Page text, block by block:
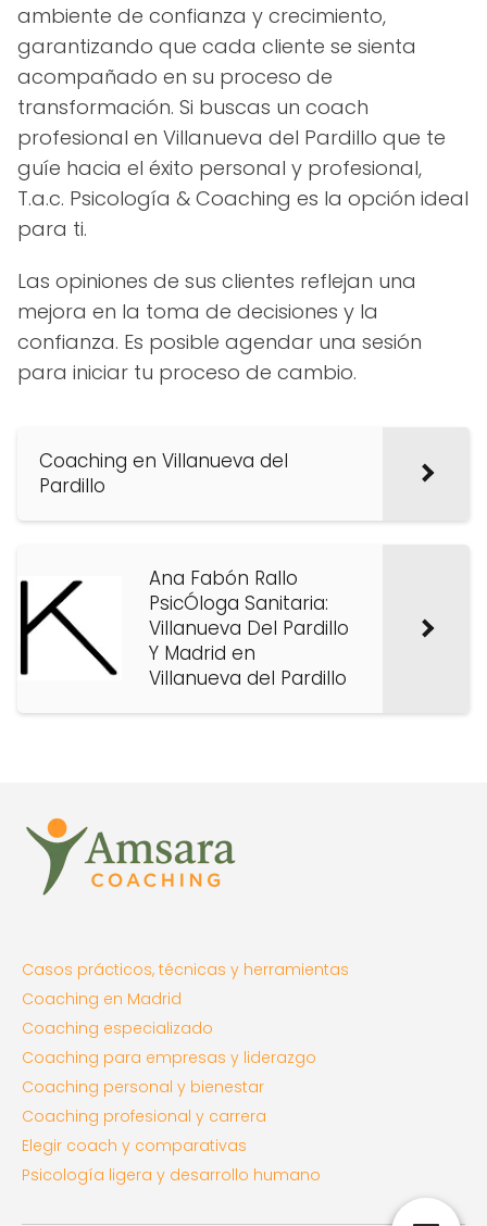
ambiente de confianza y crecimiento,
garantizando que cada cliente se sienta
acompañado en su proceso de
transformación. Si buscas un coach
profesional en Villanueva del Pardillo que te
guíe hacia el éxito personal y profesional,
T.a.c. Psicología & Coaching es la opción ideal
para ti.
Las opiniones de sus clientes reflejan una
mejora en la toma de decisiones y la
confianza. Es posible agendar una sesión
para iniciar tu proceso de cambio.
Coaching en Villanueva del
Pardillo
Ana Fabón Rallo
PsicÓloga Sanitaria:
Villanueva Del Pardillo
Y Madrid en
Villanueva del Pardillo
Casos prácticos, técnicas y herramientas
Coaching en Madrid
Coaching especializado
Coaching para empresas y liderazgo
Coaching personal y bienestar
Coaching profesional y carrera
Elegir coach y comparativas
Psicología ligera y desarrollo humano